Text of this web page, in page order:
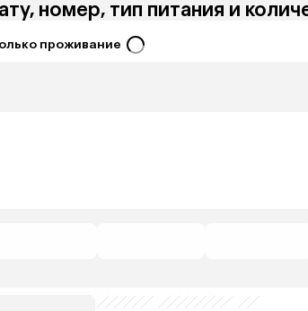
номер, тип питания и
проживание